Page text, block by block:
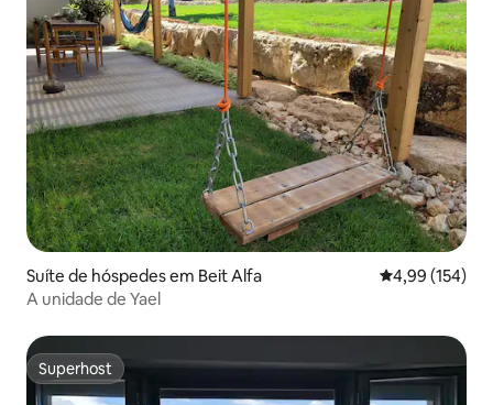
Suíte de hóspedes em Beit Alfa Classificação
4,99 (154)
A unidade de Yael
Superhost
Superhost